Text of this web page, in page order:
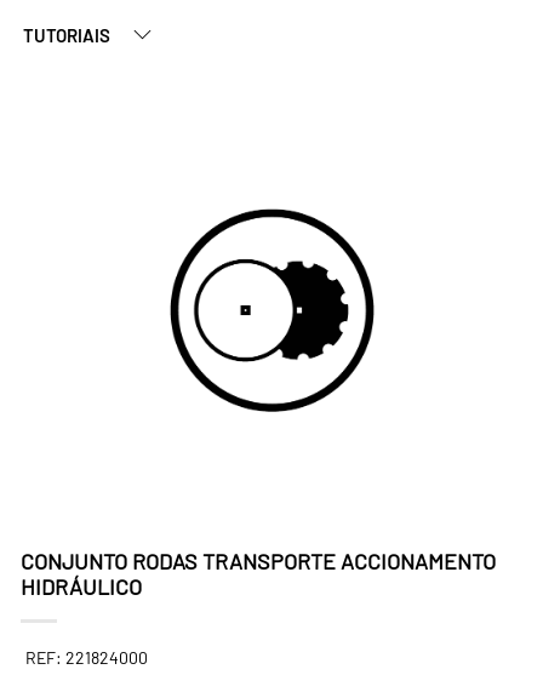
TUTORIAIS
CONJUNTO RODAS TRANSPORTE ACCIONAMENTO
HIDRÁULICO
REF: 221824000